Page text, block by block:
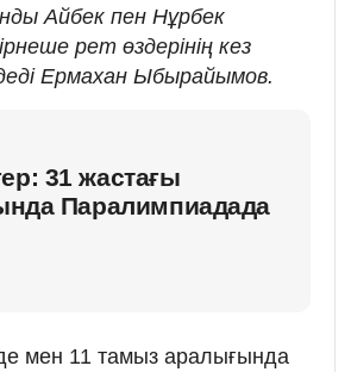
Айбек пен Нұрбек
рет өздерінің кез
Ермахан Ыбырайымов.
31 жастағы
Паралимпиадада
мен 11 тамыз аралығында